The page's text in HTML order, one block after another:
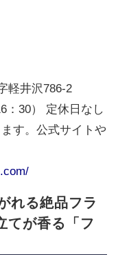
軽井沢786-2
30）
定休日なし
す。公式サイトや
れる絶品フラ
てが香る「フ